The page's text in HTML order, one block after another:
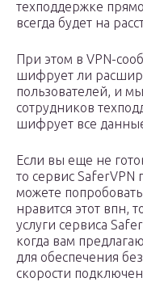
техподдержке
всегда будет на
При этом в VPN-
шифрует ли
пользователей, и
сотрудников
шифрует все
Если вы еще не
то сервис SaferVPN
можете
нравится этот впн,
услуги сервиса
когда вам
для обеспечения
скорости